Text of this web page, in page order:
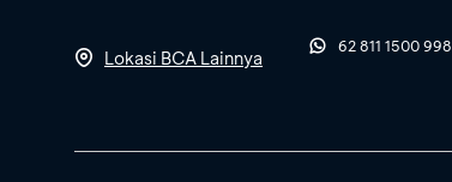
Lokasi BCA Lainnya
62 811 1500 998